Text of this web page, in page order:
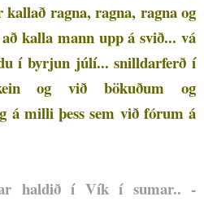
kallað ragna, ragna, ragna og
kalla mann upp á svið... vá
í byrjun júlí... snilldarferð í
og við bökuðum og
á milli þess sem við fórum á
haldið í Vík í sumar.. -